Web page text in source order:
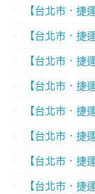
【台北市．捷
【台北市．捷
【台北市．捷
【台北市．捷
【台北市．捷
【台北市．捷
【台北市．捷
【台北市．捷